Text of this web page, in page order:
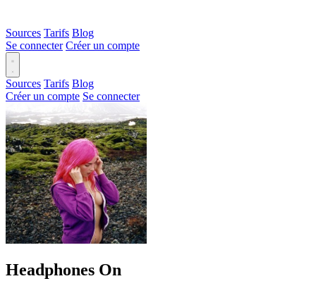
Sources Tarifs Blog
Se connecter Créer un compte
Sources Tarifs Blog
Créer un compte Se connecter
Headphones On